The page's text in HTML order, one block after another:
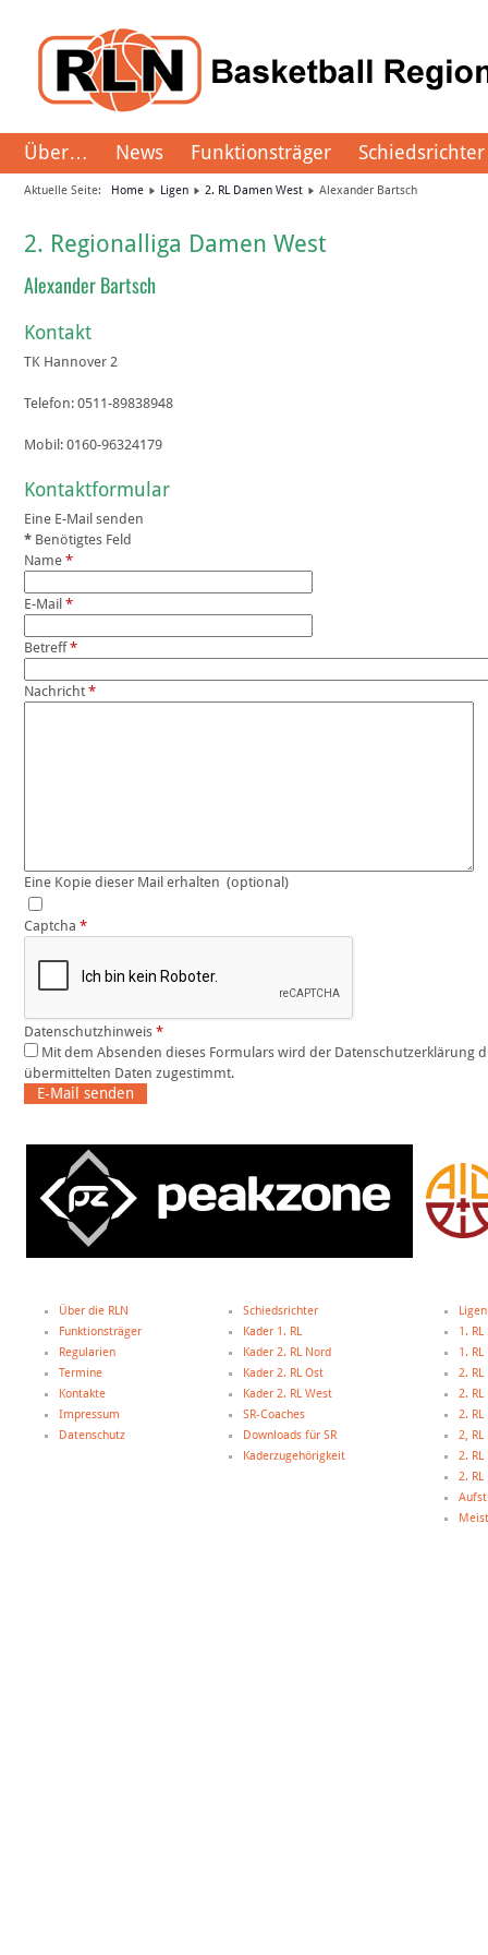
Über… News Funktionsträger Schiedsrichter
Aktuelle Seite: Home Ligen 2. RL Damen West Alexander Bartsch
2. Regionalliga Damen West
Alexander Bartsch
Kontakt
TK Hannover 2
Telefon: 0511-89838948
Mobil: 0160-96324179
Kontaktformular
Eine E-Mail senden
* Benötigtes Feld
Name *
E-Mail *
Betreff*
Nachricht *
Eine Kopie dieser Mail erhalten (optional)
Captcha *
Datenschutzhinweis *
übermittelten Daten zugestimmt.
E-Mail senden
Über die RLN
Funktionsträger
Regularien
Termine
Kontakte
Impressum
Datenschutz
Schiedsrichter
Kader 1. RL
Kader 2. RL Nord
Kader 2. RL Ost
Kader 2. RL West
SR-Coaches
Downloads für SR
Kaderzugehörigkeit
Ligen
1.
1.
2.
2.
2.
2,
2.
2.